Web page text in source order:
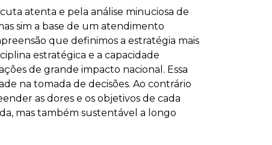
atenta e pela análise minuciosa de
sim a base de um atendimento
que definimos a estratégia mais
estratégica e a capacidade
de grande impacto nacional. Essa
na tomada de decisões. Ao contrário
as dores e os objetivos de cada
mas também sustentável a longo